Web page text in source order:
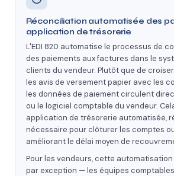
Réconciliation automatisée des
application de trésorerie
L'EDI 820 automatise le processus de
des paiements aux factures dans le
clients du vendeur. Plutôt que de
les avis de versement papier avec les
les données de paiement circulent
ou le logiciel comptable du vendeur.
application de trésorerie automatisée,
nécessaire pour clôturer les comptes
améliorant le délai moyen de
Pour les vendeurs, cette
par exception — les équipes